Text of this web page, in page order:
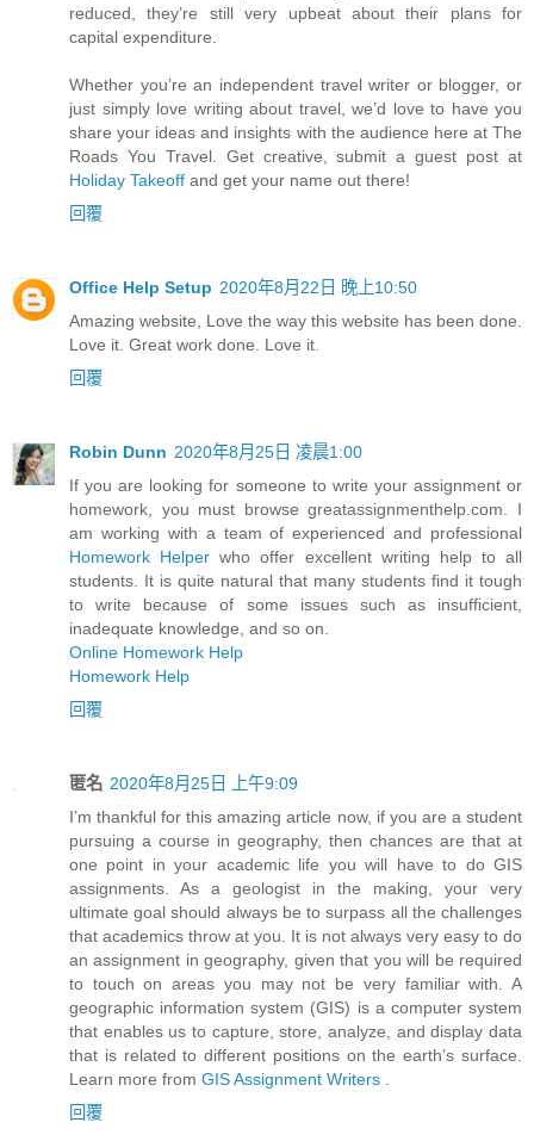
reduced, they’re still very upbeat about their plans for
capital expenditure.
Whether you’re an independent travel writer or blogger, or
just simply love writing about travel, we’d love to have you
share your ideas and insights with the audience here at The
Roads You Travel. Get creative, submit a guest post at
Holiday Takeoff and get your name out there!
回覆
Office Help Setup 2020年8月22日 晚上10:50
Amazing website, Love the way this website has been done.
Love it. Great work done. Love it.
回覆
Robin Dunn 2020年8月25日 凌晨1:00
If you are looking for someone to write your assignment or
homework, you must browse greatassignmenthelp.com. I
am working with a team of experienced and professional
Homework Helper who offer excellent writing help to all
students. It is quite natural that many students find it tough
to write because of some issues such as insufficient,
inadequate knowledge, and so on.
Online Homework Help
Homework Help
回覆
匿名 2020年8月25日 上午9:09
I’m thankful for this amazing article now, if you are a student
pursuing a course in geography, then chances are that at
one point in your academic life you will have to do GIS
assignments. As a geologist in the making, your very
ultimate goal should always be to surpass all the challenges
that academics throw at you. It is not always very easy to do
an assignment in geography, given that you will be required
to touch on areas you may not be very familiar with. A
geographic information system (GIS) is a computer system
that enables us to capture, store, analyze, and display data
that is related to different positions on the earth’s surface.
Learn more from GIS Assignment Writers
回覆